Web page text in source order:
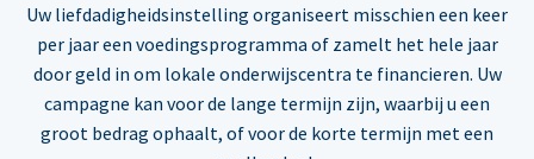
Uw liefdadigheidsinstelling organiseert misschien een keer
per jaar een voedingsprogramma of zamelt het hele jaar
door geld in om lokale onderwijscentra te financieren. Uw
campagne kan voor de lange termijn zijn, waarbij u een
groot bedrag ophaalt, of voor de korte termijn met een